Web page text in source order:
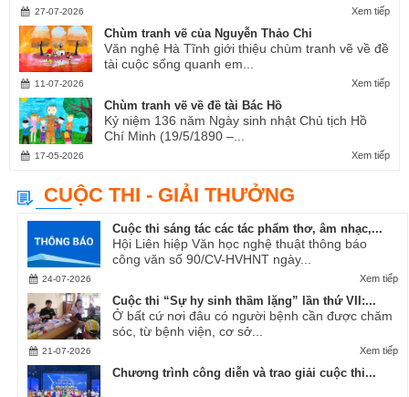
Xem tiếp
27-07-2026
Chùm tranh vẽ của Nguyễn Thảo Chi
Văn nghệ Hà Tĩnh giới thiệu chùm tranh vẽ về đề
tài cuộc sống quanh em...
Xem tiếp
11-07-2026
Chùm tranh vẽ về đề tài Bác Hồ
Kỷ niệm 136 năm Ngày sinh nhật Chủ tịch Hồ
Chí Minh (19/5/1890 –...
Xem tiếp
17-05-2026
CUỘC THI - GIẢI THƯỞNG
Cuộc thi sáng tác các tác phẩm thơ, âm nhạc,...
Hội Liên hiệp Văn học nghệ thuật thông báo
công văn số 90/CV-HVHNT ngày...
Xem tiếp
24-07-2026
Cuộc thi “Sự hy sinh thầm lặng” lần thứ VII:...
Ở bất cứ nơi đâu có người bệnh cần được chăm
sóc, từ bệnh viện, cơ sở...
Xem tiếp
21-07-2026
Chương trình công diễn và trao giải cuộc thi...